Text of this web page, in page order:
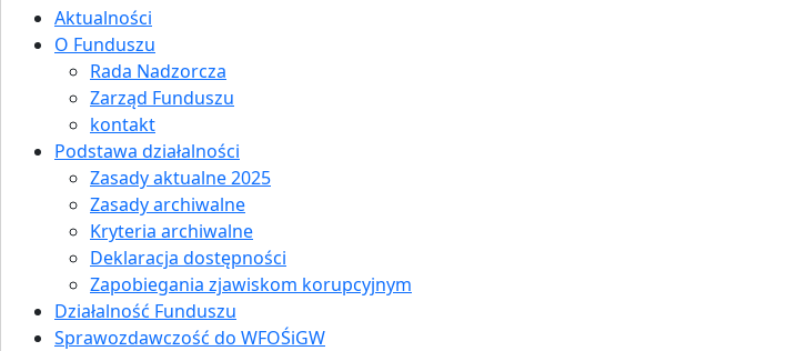
Aktualności
O Funduszu
Rada Nadzorcza
Zarząd Funduszu
kontakt
Podstawa działalności
Zasady aktualne 2025
Zasady archiwalne
Kryteria archiwalne
Deklaracja dostępności
Zapobiegania zjawiskom korupcyjnym
Działalność Funduszu
Sprawozdawczość do WFOŚiGW